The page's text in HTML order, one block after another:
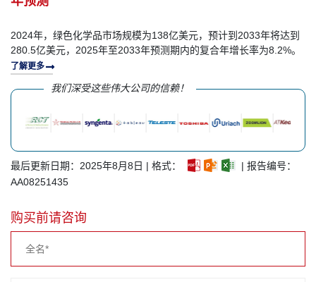
2024年，绿色化学品市场规模为138亿美元，预计到2033年将达到
280.5亿美元，2025年至2033年预测期内的复合年增长率为8.2%。
了解更多
我们深受这些伟大公司的信赖！
最后更新日期：2025年8月8日 | 格式：
| 报告编号：
AA08251435
购买前请咨询